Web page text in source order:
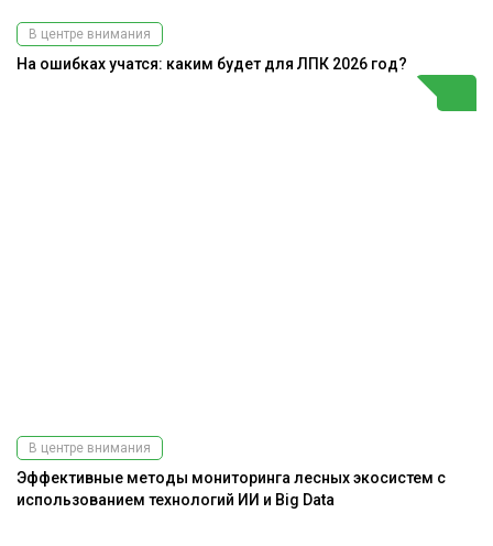
В центре внимания
На ошибках учатся: каким будет для ЛПК 2026 год?
В центре внимания
Эффективные методы мониторинга лесных экосистем с
использованием технологий ИИ и Big Data